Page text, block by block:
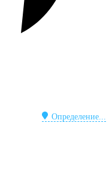
Определение...